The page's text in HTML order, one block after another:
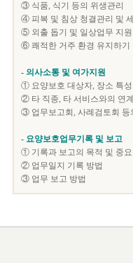
③ 식품, 식기 등의 위생관리
④ 피복 및 침상 청결관리 및
⑤ 외출 돕기 및 일상업무 지원
⑥ 쾌적한 거주 환경 유지하기
- 의사소통 및 여가지원
① 요양보호 대상자, 장소 특
② 타 직종, 타 서비스와의 연
③ 업무보고회, 사례검토회 등
- 요양보호업무기록 및 보고
① 기록과 보고의 목적 및 중
② 업무일지 기록 방법
③ 업무 보고 방법